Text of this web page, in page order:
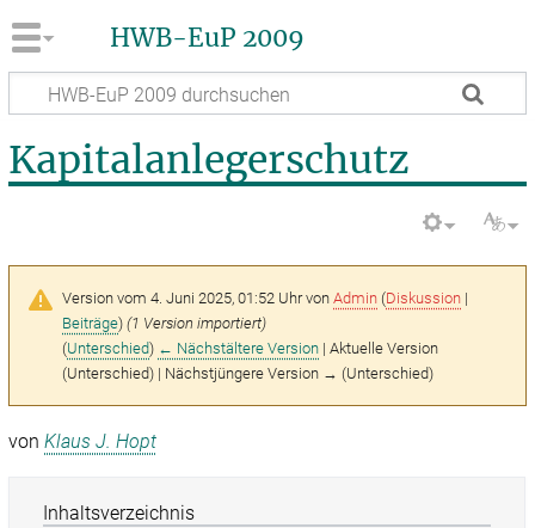
HWB-EuP 2009
Kapitalanlegerschutz
Version vom 4. Juni 2025, 01:52 Uhr vonAdmin (Diskussion |
Beiträge) (1 Version importiert)
(Unterschied) ← Nächstältere Version | Aktuelle Version
(Unterschied) | Nächstjüngere Version → (Unterschied)
vonKlaus J. Hopt
Inhaltsverzeichnis